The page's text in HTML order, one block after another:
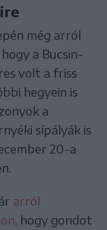
még arról
, hogy a Bucsin-
volt a friss
hegyein is
a
sípályák is
20-a
arról
, hogy gondot